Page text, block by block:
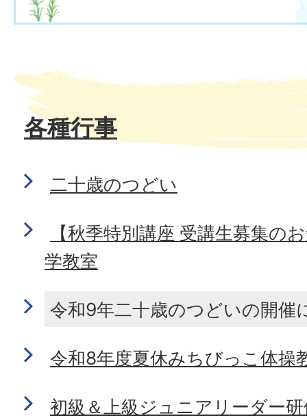
各種行事
二十歳のつどい
【秋季特別講座 受講生募集の
学教室
令和9年二十歳のつどいの開催
令和8年度夏休みちびっこ体操
初級＆上級ジュニアリーダー